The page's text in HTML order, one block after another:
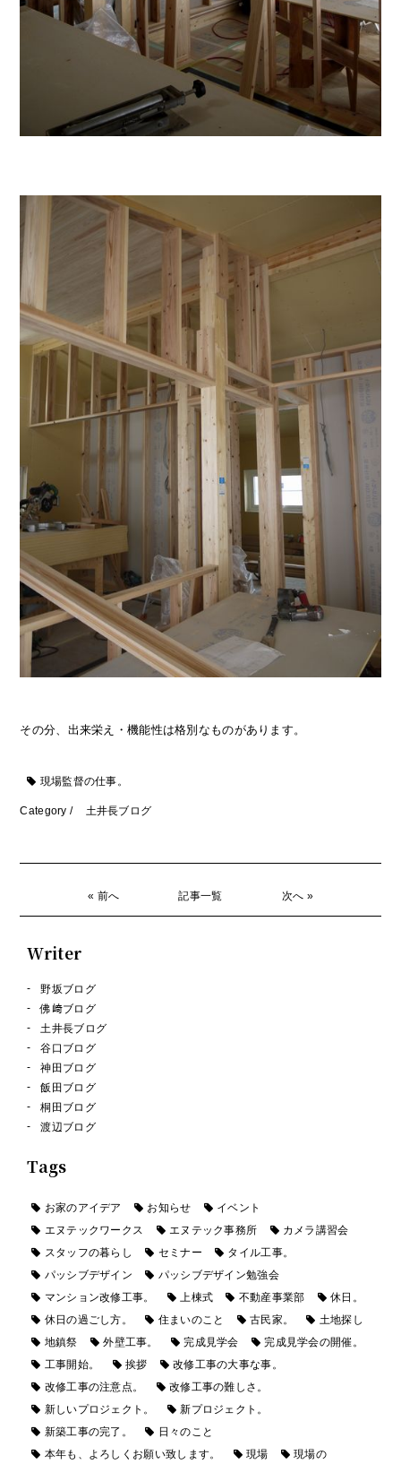
その分、出来栄え・機能性は格別なものがあります。
現場監督の仕事。
Category / 土井長ブログ
« 前へ 記事一覧 次へ »
Writer
野坂ブログ
佛﨑ブログ
土井長ブログ
谷口ブログ
神田ブログ
飯田ブログ
桐田ブログ
渡辺ブログ
Tags
お家のアイデア お知らせ
イベント
エヌテックワークス
エヌテック事務所
カメラ講習会
スタッフの暮らし
セミナー
タイル工事。
パッシブデザイン
パッシブデザイン勉強会
マンション改修工事。
上棟式 不動産事業部
休日。
休日の過ごし方。
住まいのこと 古民家。
土地探し
地鎮祭
外壁工事。 完成見学会
完成見学会の開催。
工事開始。
挨拶
改修工事の大事な事。
改修工事の注意点。
改修工事の難しさ。
新しいプロジェクト。
新プロジェクト。
新築工事の完了。
日々のこと
本年も、よろしくお願い致します。
現場
現場の